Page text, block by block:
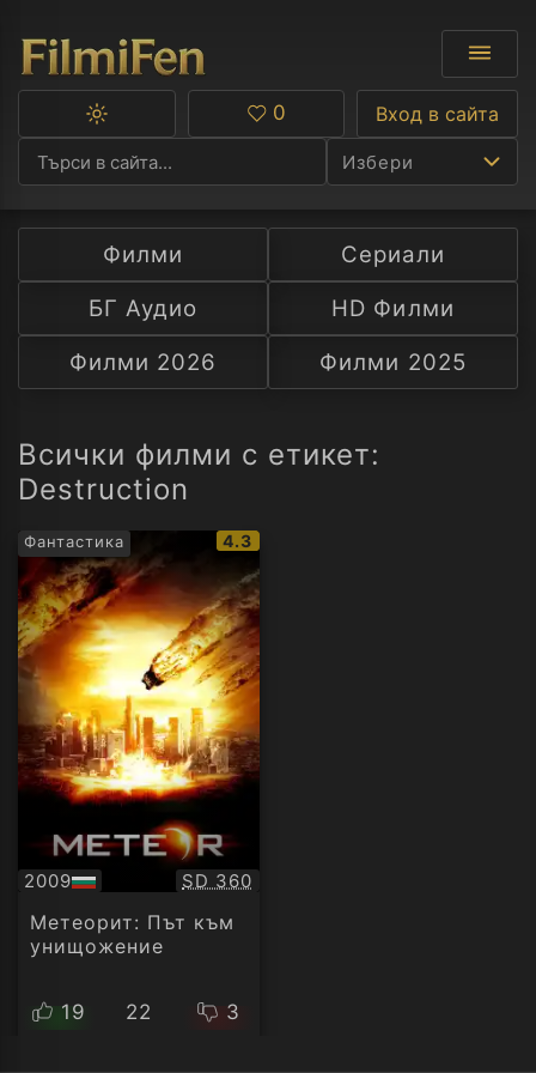
Избери
Ф
С
А
Превключване
тъмна
тема
Любими
0 Вход в сайта
Филми
Сериали
БГ Аудио
HD Филми
Филми 2026
Филми 2025
Всички филми с етикет:
Destruction
Фантастика
IMDb
4.3
2009
БГ
аудио
Качество:
SD 360
Метеорит: Път към
унищожение
19 22 3